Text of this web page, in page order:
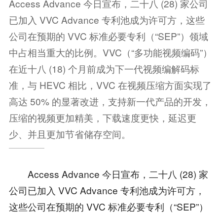
Access Advance 今日宣布，二十八 (28) 家公司
已加入 VVC Advance 专利池成为许可方，这些
公司在预期的 VVC 标准必要专利（“SEP”）领域
中占相当重大的比例。VVC（“多功能视频编码”）
在近十八 (18) 个月前成为下一代视频编解码标
准，与 HEVC 相比，VVC 在视频压缩方面实现了
高达 50% 的显著改进，支持新一代产品的开发，
压缩的视频更加精美，下载速度更快，延迟更
少、并且更加节省储存空间。
Access Advance 今日宣布，二十八 (28) 家
公司已加入 VVC Advance 专利池成为许可方，
这些公司在预期的 VVC 标准必要专利（“SEP”）